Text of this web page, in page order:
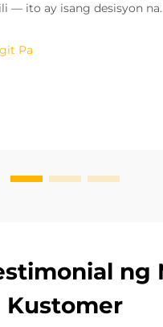
— ito ay isang desisyon na
ng pagpapatakbo ng
kaligtasan ng iyong lugar ng
Pa
ng
Kustomer